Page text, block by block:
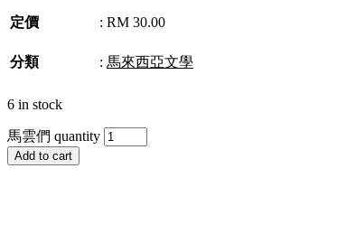
定價 : RM 30.00
分類 : 馬來西亞文學
6 in stock
馬雲們 quantity
Add to cart